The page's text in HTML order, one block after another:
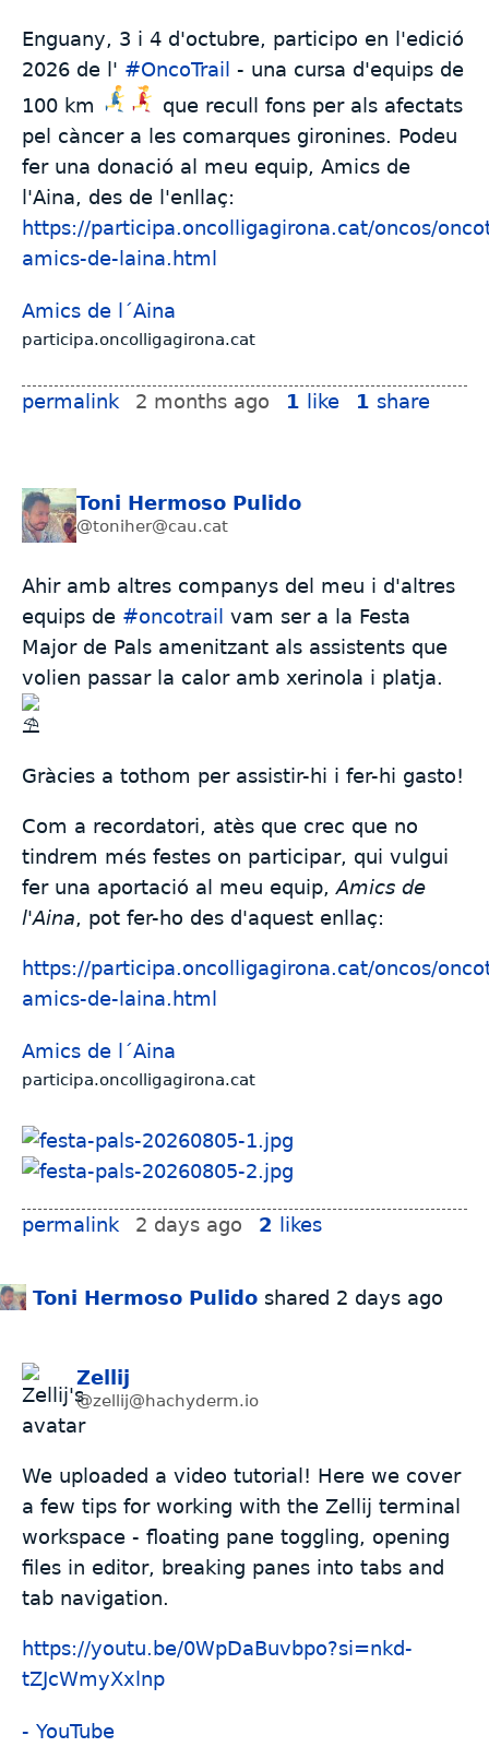
Enguany, 3 i 4 d'octubre, participo en l'edició
2026 de l' #OncoTrail - una cursa d'equips de
100 km
que recull fons per als afectats
pel càncer a les comarques gironines. Podeu
fer una donació al meu equip, Amics de
l'Aina, des de l'enllaç:
https://participa.oncolligagirona.cat/oncos/
amics-de-laina.html
Amics de l´Aina
participa.oncolligagirona.cat
permalink 2 months ago 1 like 1 share
Toni Hermoso Pulido
@toniher@cau.cat
Ahir amb altres companys del meu i d'altres
equips de #oncotrail vam ser a la Festa
Major de Pals amenitzant als assistents que
volien passar la calor amb xerinola i platja.
Gràcies a tothom per assistir-hi i fer-hi gasto!
Com a recordatori, atès que crec que no
tindrem més festes on participar, qui vulgui
fer una aportació al meu equip,Amics de
l'Aina, pot fer-ho des d'aquest enllaç:
https://participa.oncolligagirona.cat/oncos/
amics-de-laina.html
Amics de l´Aina
participa.oncolligagirona.cat
permalink 2 days ago 2 likes
Toni Hermoso Pulido shared 2 days ago
Zellij
@zellij@hachyderm.io
We uploaded a video tutorial! Here we cover
a few tips for working with the Zellij terminal
workspace - floating pane toggling, opening
files in editor, breaking panes into tabs and
tab navigation.
https://youtu.be/0WpDaBuvbpo?si=nkd-
tZJcWmyXxlnp
- YouTube